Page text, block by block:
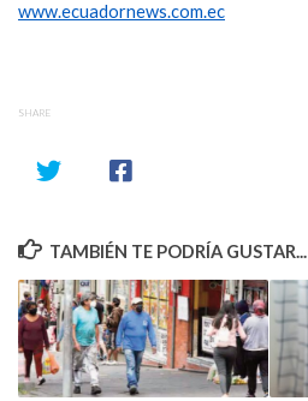
www.ecuadornews.com.ec
SHARE
TAMBIÉN TE PODRÍA GUSTAR...